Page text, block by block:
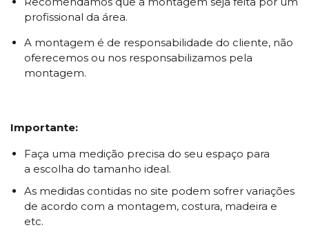
profissional da área.
A montagem é de responsabilidade do cliente, não
oferecemos ou nos responsabilizamos pela
montagem.
Importante:
Faça uma medição precisa do seu espaço para
a escolha do tamanho ideal.
As medidas contidas no site podem sofrer variações
de acordo com a montagem, costura, madeira e
etc.